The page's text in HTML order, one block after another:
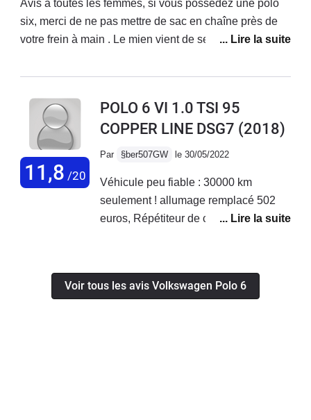
cette Polo que j'aurais gardée 3ans et
demi (50 000km). Je repars donc sur
une nouvelle Polo 6 Facelift (2023)
prise en charge et de toute
participation de la part de Volkswagen
plus du tout fiable ??A SOULIGNER
désagréable du Service Clients !!
Avis à toutes les femmes, si vous possédez une polo
six, merci de ne pas mettre de sac en chaîne près de
votre frein à main . Le mien vient de se bloquer et l’a
pour le reste, je vous conseille la Polo 6 l’Apple car
atout pour votre voiture Vous pouvez prendre la route
en toute autonomie, direction l’Espagne
11,8 /20
POLO 6 VI 1.0 TSI 95
COPPER LINE DSG7 (2018)
Par §ber507GW le 30/05/2022
Véhicule peu fiable : 30000 km
seulement ! allumage remplacé 502
euros, Répétiteur de clignotant gauche
trouve en position "P" RV dans un
atelier. Justement la concession VW
Voir tous les avis Volkswagen Polo 6